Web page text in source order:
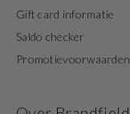
Gift card informatie
Saldo checker
Promotievoorwaarden